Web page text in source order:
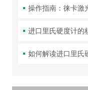
操作指南：徕卡激
进口里氏硬度计的
如何解读进口里氏